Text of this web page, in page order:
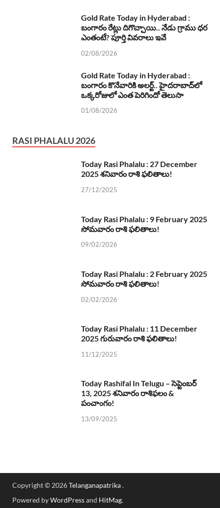
Gold Rate Today in Hyderabad :
బంగారం రేట్లు దిగొచ్చాయి.. నేడు గ్రాము ధర
ఎంతంటే? పూర్తి వివరాలు ఇవే
02/08/2026
Gold Rate Today in Hyderabad :
బంగారం కొనేవారికి అలర్ట్.. హైదరాబాద్‌లో
ఒక్కరోజులో ఎంత పెరిగిందో తెలుసా
01/08/2026
RASI PHALALU 2026
Today Rasi Phalalu : 27 December
2025 శనివారం రాశి ఫలితాలు!
27/12/2025
Today Rasi Phalalu : 9 February 2025
సోమవారం రాశి ఫలితాలు!
09/02/2026
Today Rasi Phalalu : 2 February 2025
సోమవారం రాశి ఫలితాలు!
02/02/2026
Today Rasi Phalalu : 11 December
2025 గురువారం రాశి ఫలితాలు!
11/12/2025
Today Rashifal In Telugu – సెప్టెంబర్
13, 2025 శనివారం రాశిఫలం &
పంచాంగం!
13/09/2025
Copyright © 2026Telanganapatrika.
Powered byWordPressand HitMag.